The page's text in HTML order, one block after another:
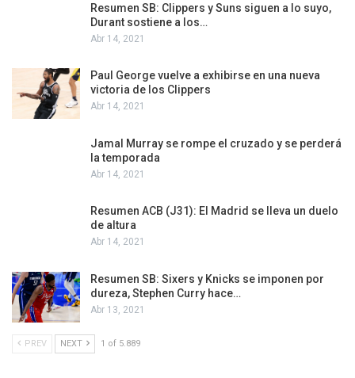
Resumen SB: Clippers y Suns siguen a lo suyo,
Durant sostiene a los…
Abr 14, 2021
Paul George vuelve a exhibirse en una nueva
victoria de los Clippers
Abr 14, 2021
Jamal Murray se rompe el cruzado y se perderá
la temporada
Abr 14, 2021
Resumen ACB (J31): El Madrid se lleva un duelo
de altura
Abr 14, 2021
Resumen SB: Sixers y Knicks se imponen por
dureza, Stephen Curry hace…
Abr 13, 2021
PREV NEXT 1 of 5.889